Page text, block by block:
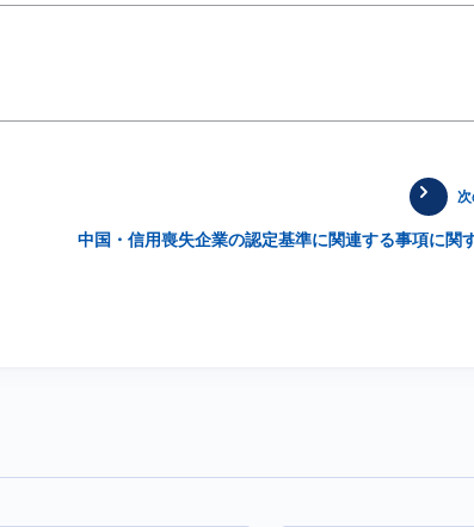
中国・信用喪失企業の認定基準に関連する事項に関